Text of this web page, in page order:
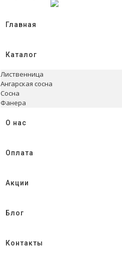
Главная
Каталог
Лиственница
Ангарская сосна
Сосна
Фанера
О нас
Оплата
Акции
Блог
Контакты